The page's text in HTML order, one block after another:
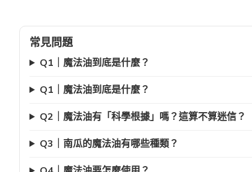
常見問題
Q1｜魔法油到底是什麼？
Q1｜魔法油到底是什麼？
Q2｜魔法油有「科學根據」嗎？這算不算迷信？
Q3｜南瓜的魔法油有哪些種類？